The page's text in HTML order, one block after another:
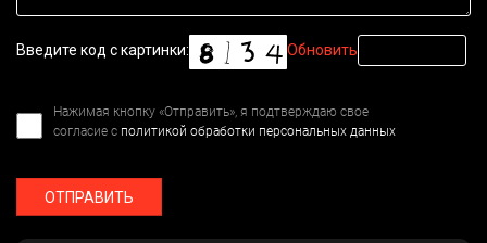
Введите код с картинки: Обновить
Нажимая кнопку «Отправить», я подтверждаю свое
согласие с политикой обработки персональных данных
ОТПРАВИТЬ